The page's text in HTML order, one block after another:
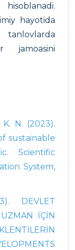
hayotida
jamoasini
K. N. (2023).
sustainable
Scientific
System,
DEVLET
İÇİN